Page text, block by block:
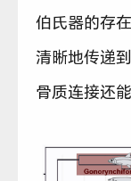
伯氏器的存
清晰地传递
骨质连接还